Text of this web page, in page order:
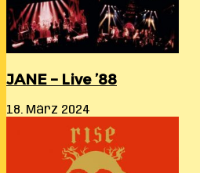
JANE – Live ’88
18. März 2024